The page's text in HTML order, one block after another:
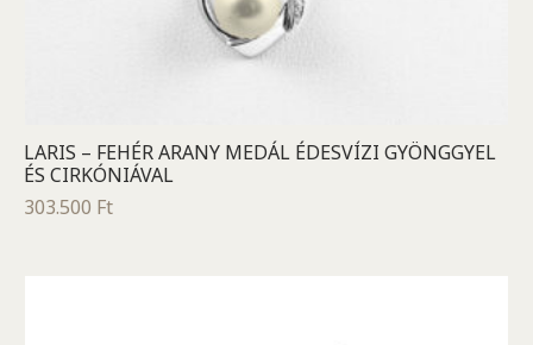
LARIS – FEHÉR ARANY MEDÁL ÉDESVÍZI GYÖNGGYEL
ÉS CIRKÓNIÁVAL
303.500 Ft